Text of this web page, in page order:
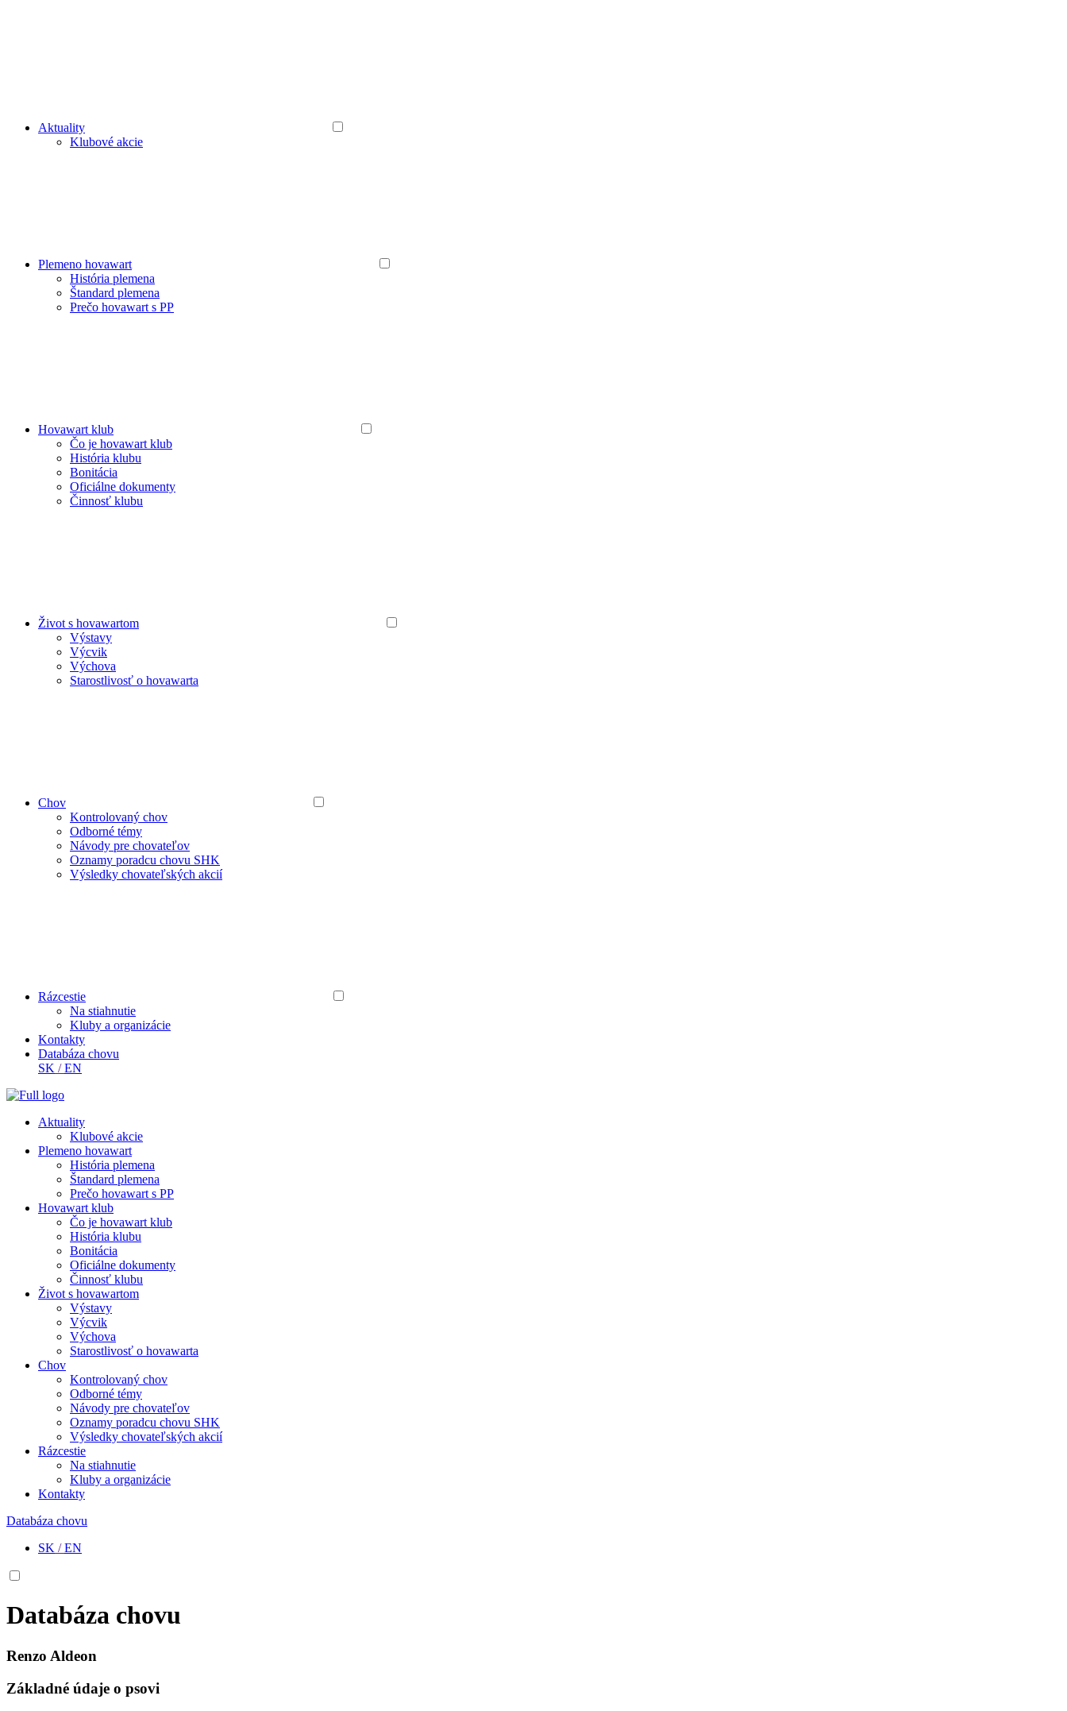
Aktuality
Klubové akcie
Plemeno hovawart
História plemena
Štandard plemena
Prečo hovawart s PP
Hovawart klub
Čo je hovawart klub
História klubu
Bonitácia
Oficiálne dokumenty
Činnosť klubu
Život s hovawartom
Výstavy
Výcvik
Výchova
Starostlivosť o hovawarta
Chov
Kontrolovaný chov
Odborné témy
Návody pre chovateľov
Oznamy poradcu chovu SHK
Výsledky chovateľských akcií
Rázcestie
Na stiahnutie
Kluby a organizácie
Kontakty
Databáza chovu
SK /EN
Aktuality
Klubové akcie
Plemeno hovawart
História plemena
Štandard plemena
Prečo hovawart s PP
Hovawart klub
Čo je hovawart klub
História klubu
Bonitácia
Oficiálne dokumenty
Činnosť klubu
Život s hovawartom
Výstavy
Výcvik
Výchova
Starostlivosť o hovawarta
Chov
Kontrolovaný chov
Odborné témy
Návody pre chovateľov
Oznamy poradcu chovu SHK
Výsledky chovateľských akcií
Rázcestie
Na stiahnutie
Kluby a organizácie
Kontakty
Databáza chovu
SK /EN
Databáza chovu
Renzo Aldeon
Základné údaje o psovi